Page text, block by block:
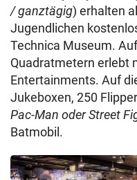
/ ganztägig) erhalten
Jugendlichen
Technica Museum.
Quadratmetern erlebt
Entertainments. Auf
Jukeboxen, 250
Pac-Man oder Street
Batmobil.